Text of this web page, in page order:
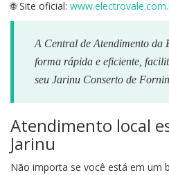
🌐 Site oficial:
A Central de Atendimento da
forma rápida e eficiente,
seu Jarinu Conserto de
Atendimento local
Jarinu
Não importa se você está em um